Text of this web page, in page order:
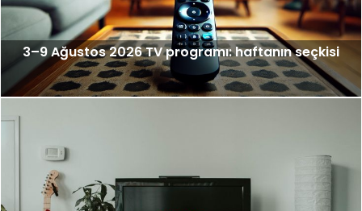
3–9 Ağustos 2026 TV programı: haftanın seçkisi